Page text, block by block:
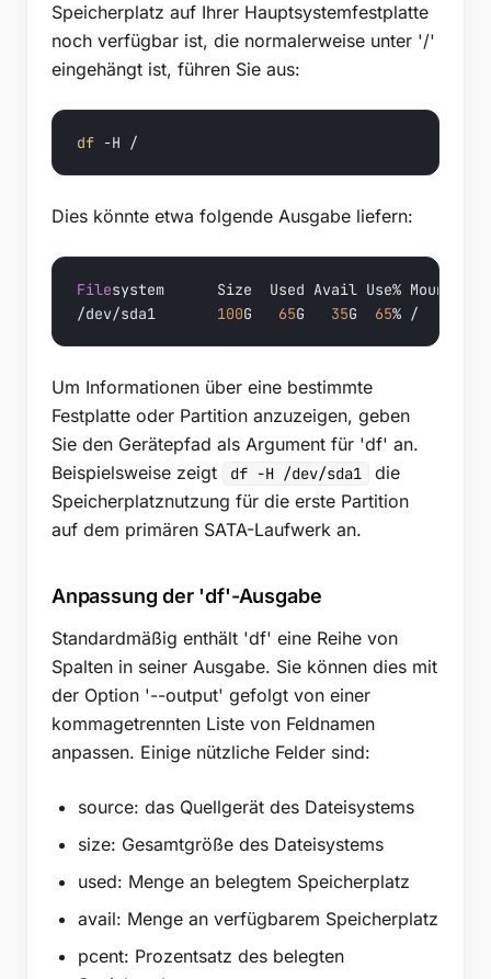
Speicherplatz auf Ihrer Hauptsystemfestplatte
noch verfügbar ist, die normalerweise unter '/'
eingehängt ist, führen Sie aus:
df -H /
Dies könnte etwa folgende Ausgabe liefern:
Filesystem
      Size  Used Avail Use% Mounted
/dev/sda1 100G 65G 35G 65% /
Um Informationen über eine bestimmte
Festplatte oder Partition anzuzeigen, geben
Sie den Gerätepfad als Argument für 'df' an.
Beispielsweise zeigt
df -H /dev/sda1
die
Speicherplatznutzung für die erste Partition
auf dem primären SATA-Laufwerk an.
Anpassung der 'df'-Ausgabe
Standardmäßig enthält 'df' eine Reihe von
Spalten in seiner Ausgabe. Sie können dies mit
der Option '--output' gefolgt von einer
kommagetrennten Liste von Feldnamen
anpassen. Einige nützliche Felder sind:
source: das Quellgerät des Dateisystems
size: Gesamtgröße des Dateisystems
used: Menge an belegtem Speicherplatz
avail: Menge an verfügbarem Speicherplatz
pcent: Prozentsatz des belegten